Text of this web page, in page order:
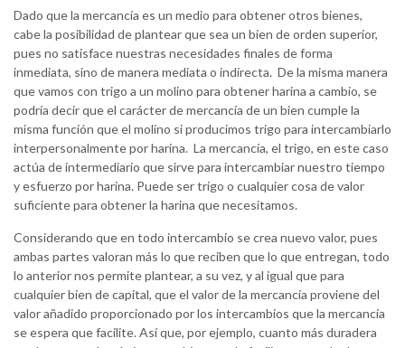
Dado que la mercancía es un medio para obtener otros bienes,
cabe la posibilidad de plantear que sea un bien de orden superior,
pues no satisface nuestras necesidades finales de forma
inmediata, sino de manera mediata o indirecta. De la misma manera
que vamos con trigo a un molino para obtener harina a cambio, se
podría decir que el carácter de mercancía de un bien cumple la
misma función que el molino si producimos trigo para intercambiarlo
interpersonalmente por harina. La mercancía, el trigo, en este caso
actúa de intermediario que sirve para intercambiar nuestro tiempo
y esfuerzo por harina. Puede ser trigo o cualquier cosa de valor
suficiente para obtener la harina que necesitamos.
Considerando que en todo intercambio se crea nuevo valor, pues
ambas partes valoran más lo que reciben que lo que entregan, todo
lo anterior nos permite plantear, a su vez, y al igual que para
cualquier bien de capital, que el valor de la mercancía proviene del
valor añadido proporcionado por los intercambios que la mercancía
se espera que facilite. Así que, por ejemplo, cuanto más duradera